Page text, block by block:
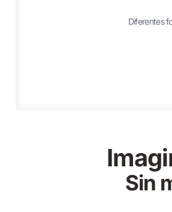
Diferentes
Sin